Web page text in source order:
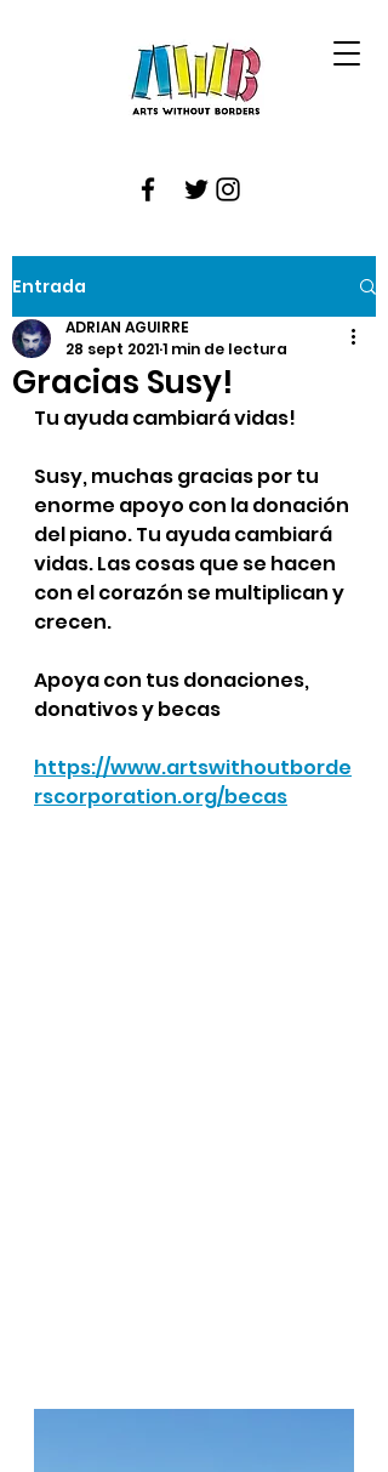
Entrada
Gracias Susy!
ADRIAN AGUIRRE
28 sept 20211 min de lectura
Tu ayuda cambiará vidas!
Susy, muchas gracias por tu
enorme apoyo con la donación
del piano. Tu ayuda cambiará
vidas. Las cosas que se hacen
con el corazón se multiplican y
crecen.
Apoya con tus donaciones,
donativos y becas
https://www.artswithoutborde
rscorporation.org/becas